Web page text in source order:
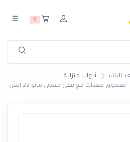
0
☰
البناء
أدوات منزلية
صندوق معدات مع قفل معدني مانو 22 انش